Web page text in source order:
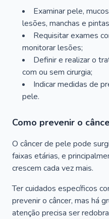
Examinar pele,
lesões, manchas e
Requisitar exames
monitorar lesões;
Definir e realizar o
com ou sem cirurgia;
Indicar medidas de
pele.
Como prevenir o
O câncer de pele pode
faixas etárias, e
crescem cada vez mais.
Ter cuidados específicos
prevenir o câncer, mas há
atenção precisa ser